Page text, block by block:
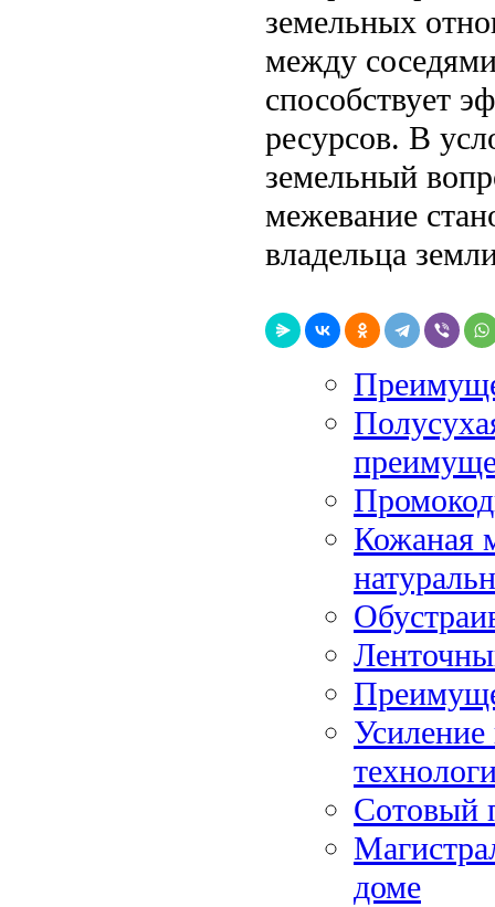
земельных
между
способствует
ресурсов. В
земельный
межевание
владельца
Кожаная
Сотовый
доме